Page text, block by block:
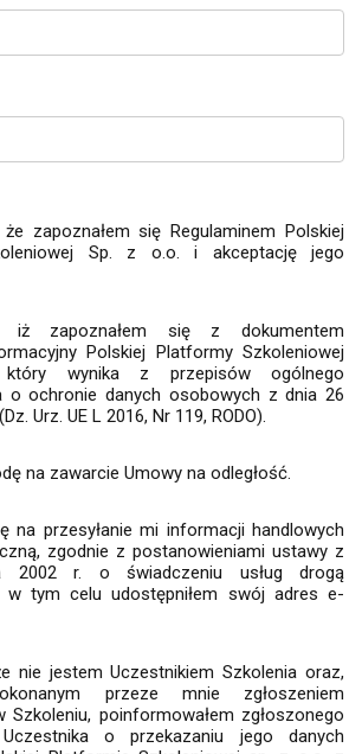
zapoznałem się Regulaminem Polskiej
Sp. z o.o. i akceptację jego
iż zapoznałem się z dokumentem
Polskiej Platformy Szkoleniowej
wynika z przepisów ogólnego
o ochronie danych osobowych z dnia 26
Urz. UE L 2016, Nr 119, RODO).
na zawarcie Umowy na odległość.
na przesyłanie mi informacji handlowych
zgodnie z postanowieniami ustawy z
2002 r. o świadczeniu usług drogą
w tym celu udostępniłem swój adres e-
nie jestem Uczestnikiem Szkolenia oraz,
przeze mnie zgłoszeniem
poinformowałem zgłoszonego
o przekazaniu jego danych